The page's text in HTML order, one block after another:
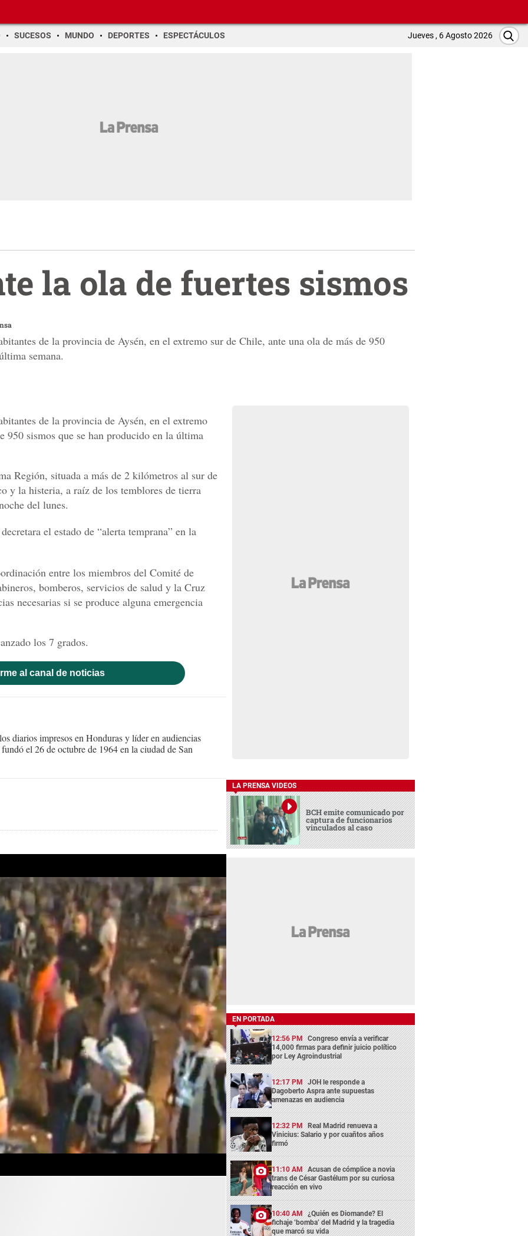
SUCESOS MUNDO DEPORTES ESPECTÁCULOS Jueves , 6 Agosto 2026
la ola de fuertes sismos
de la provincia de Aysén, en el extremo sur de Chile, ante una ola de más de 950
semana.
de la provincia de Aysén, en el extremo
950 sismos que se han producido en la última
Región, situada a más de 2 kilómetros al sur de
y la histeria, a raíz de los temblores de tierra
del lunes.
el estado de “alerta temprana” en la
entre los miembros del Comité de
bomberos, servicios de salud y la Cruz
necesarias si se produce alguna emergencia
los 7 grados.
al canal de noticias
diarios impresos en Honduras y líder en audiencias
el 26 de octubre de 1964 en la ciudad de San
LA PRENSA VIDEOS
BCH emite comunicado por
captura de funcionarios
vinculados al caso
EN PORTADA
12:56 PM Congreso envía a verificar
14,000 firmas para definir juicio político
por Ley Agroindustrial
12:17 PM JOH le responde a
Dagoberto Aspra ante supuestas
amenazas en audiencia
12:32 PM Real Madrid renueva a
Vinicius: Salario y por cuañtos años
firmó
11:10 AM Acusan de cómplice a novia
trans de César Gastélum por su curiosa
reacción en vivo
10:40 AM ¿Quién es Diomande? El
fichaje ‘bomba’ del Madrid y la tragedia
que marcó su vida